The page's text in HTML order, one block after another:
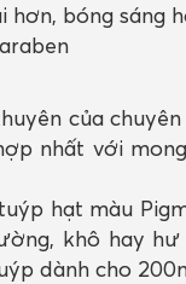
bóng sáng
của
nhất với
hạt màu
khô hay
dành cho